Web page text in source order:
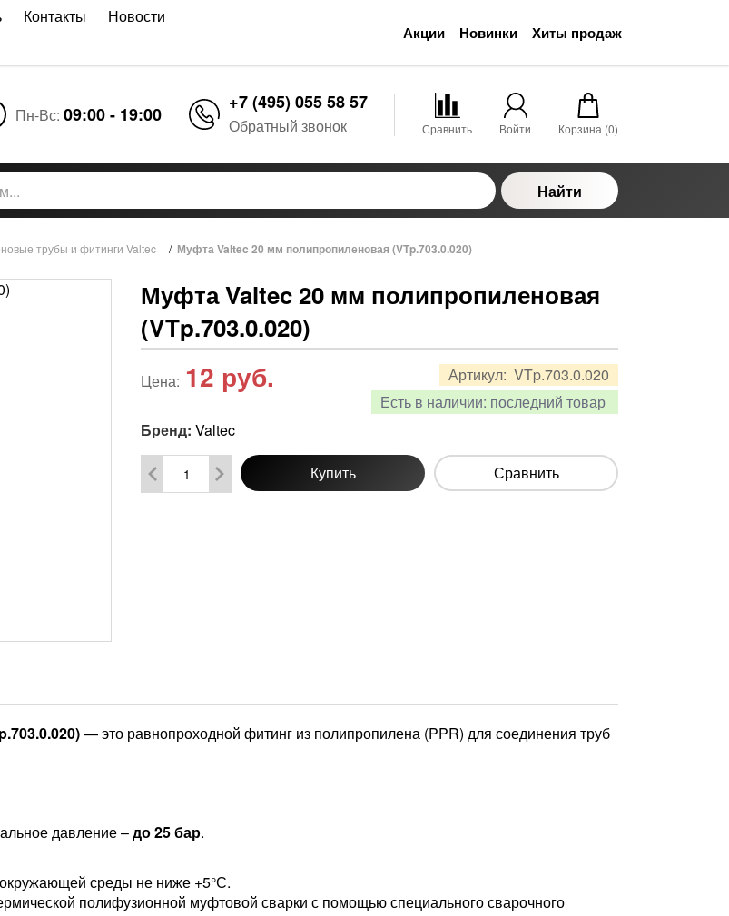
Контакты
Новости
Акции Новинки Хиты продаж
Пн-Вс: 09:00 - 19:00
+7 (495) 055 58 57
Обратный звонок Сравнить Войти Корзина (0)
Найти
трубы и фитинги Valtec / Муфта Valtec 20 мм полипропиленовая (VTp.703.0.020)
Муфта Valtec 20 мм полипропиленовая
(VTp.703.0.020)
Артикул: VTp.703.0.020
Есть в наличии: последний товар
Цена: 12 руб.
Бренд: Valtec
Купить Сравнить
— это равнопроходной фитинг из полипропилена (PPR) для соединения труб
давление –до 25 бар.
среды не ниже +5°С.
полифузионной муфтовой сварки с помощью специального сварочного